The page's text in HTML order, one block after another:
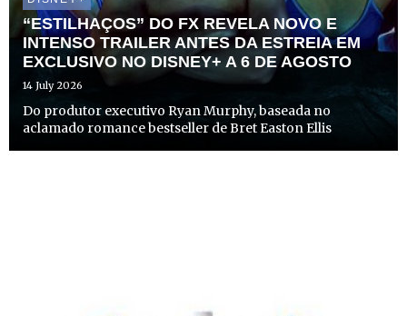
“ESTILHAÇOS” DO FX REVELA NOVO E
INTENSO TRAILER ANTES DA ESTREIA EM
EXCLUSIVO NO DISNEY+ A 6 DE AGOSTO
14 July 2026
Do produtor executivo Ryan Murphy, baseada no
aclamado romance bestseller de Bret Easton Ellis